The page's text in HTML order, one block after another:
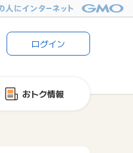
ログイン
おトク情報